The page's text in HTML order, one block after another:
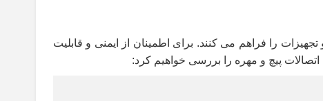
را فراهم می کنند. برای اطمینان از ایمنی و قابلیت
اتصالات پیچ و مهره را بررسی خواهیم کرد: